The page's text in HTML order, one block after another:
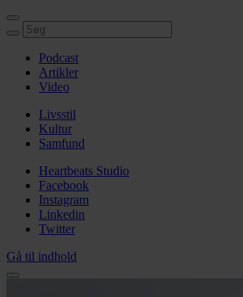
Podcast
Artikler
Video
Livsstil
Kultur
Samfund
Heartbeats Studio
Facebook
Instagram
Linkedin
Twitter
Gå til indhold